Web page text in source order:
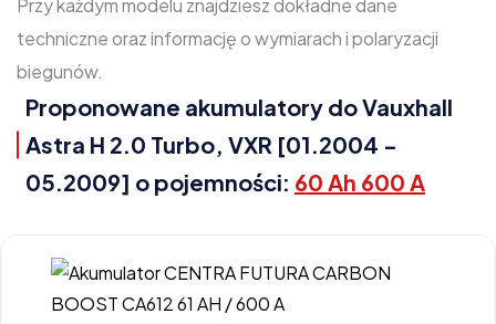
Przy każdym modelu znajdziesz dokładne dane
techniczne oraz informację o wymiarach i polaryzacji
biegunów.
Proponowane akumulatory do Vauxhall
Astra H 2.0 Turbo, VXR [01.2004 -
05.2009] o pojemności: 60 Ah 600 A